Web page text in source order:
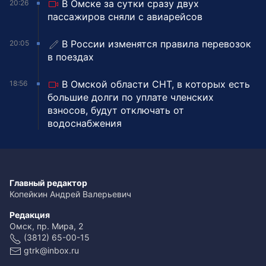
20:26
В Омске за сутки сразу двух
пассажиров сняли с авиарейсов
20:05
В России изменятся правила перевозок
в поездах
18:56
В Омской области СНТ, в которых есть
большие долги по уплате членских
взносов, будут отключать от
водоснабжения
Главный редактор
Копейкин Андрей Валерьевич
Редакция
Омск, пр. Мира, 2
(3812) 65-00-15
gtrk@inbox.ru